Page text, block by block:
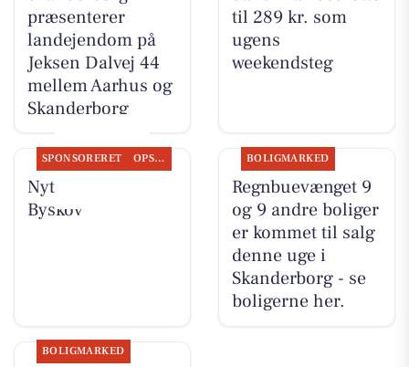
præsenterer
landejendom på
Jeksen Dalvej 44
mellem Aarhus og
Skanderborg
til 289 kr. som
ugens
weekendsteg
SPONSORERET OPSLAGSTAVLEN
Nyt fra Slagter
Byskov
BOLIGMARKED
Regnbuevænget 9
og 9 andre boliger
er kommet til salg
denne uge i
Skanderborg - se
boligerne her.
BOLIGMARKED